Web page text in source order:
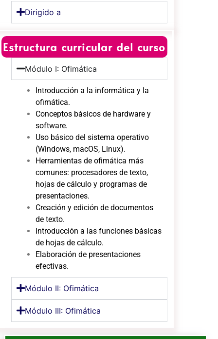
Dirigido a
Estructura curricular del curso
Módulo I: Ofimática
Introducción a la informática y la
ofimática.
Conceptos básicos de hardware y
software.
Uso básico del sistema operativo
(Windows, macOS, Linux).
Herramientas de ofimática más
comunes: procesadores de texto,
hojas de cálculo y programas de
presentaciones.
Creación y edición de documentos
de texto.
Introducción a las funciones básicas
de hojas de cálculo.
Elaboración de presentaciones
efectivas.
Módulo II: Ofimática
Módulo III: Ofimática